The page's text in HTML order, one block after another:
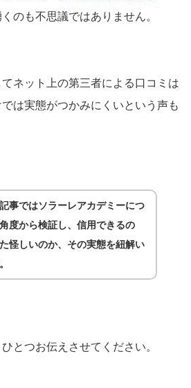
のも不思議ではありません。
ネット上の第三者による口コミは
は実態がつかみにくいという声も
事ではソラーレアカデミーにつ
度から検証し、信用できるの
怪しいのか、その実態を紐解い
とつお伝えさせてください。